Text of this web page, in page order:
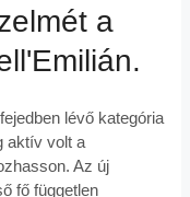
a
lévő kategória
aktív volt a
Az új
fő független